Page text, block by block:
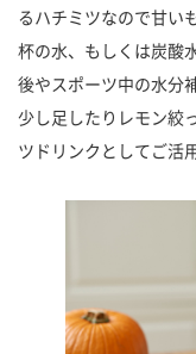
るハチミツなので甘い
杯の水、もしくは炭酸
後やスポーツ中の水分
少し足したりレモン絞
ツドリンクとしてご活